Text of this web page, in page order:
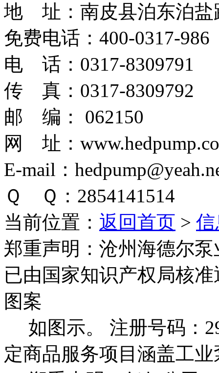
地 址：南皮县泊东泊盐
免费电话：400-0317-986
电 话：0317-8309791
传 真：0317-8309792
邮 编： 062150
网 址：
E-mail：
Ｑ Ｑ：2854141514
当前位置： 返回首页 >
郑重声明： 沧州海德尔
已由国家知识产权局核
图案
如图示。 注册号码：
定商品服务项目涵盖工